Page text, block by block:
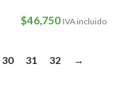
$46,750 IVA incluido
30 31 32 →